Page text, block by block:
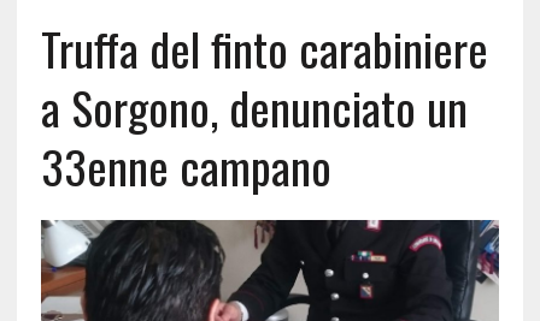
Truffa del finto carabiniere
a Sorgono, denunciato un
33enne campano